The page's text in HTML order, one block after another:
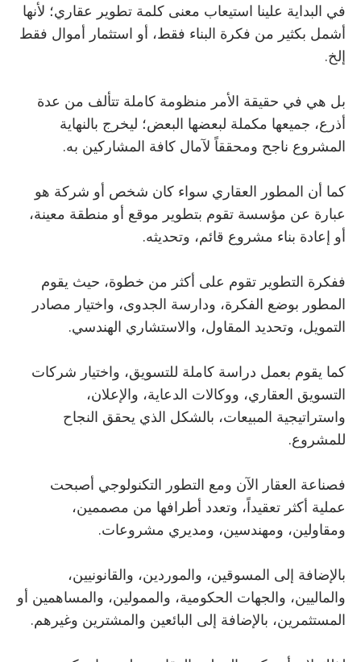
في البداية علينا استيعاب معنى كلمة تطوير عقاري؛ لأنها
أشمل بكثير من فكرة البناء فقط، أو استثمار أموال فقط
إلخ.
بل هي في حقيقة الأمر منظومة كاملة تتألف من عدة
أذرع، جميعها مكملة لبعضها البعض؛ ليخرج بالنهاية
المشروع ناجح ومحققاً لآمال كافة المشاركين به.
كما أن المطور العقاري سواء كان شخص أو شركة هو
عبارة عن مؤسسة تقوم بتطوير موقع أو منطقة معينة،
أو إعادة بناء مشروع قائم، وتحديثه.
ففكرة التطوير تقوم على أكثر من خطوة، حيث يقوم
المطور بوضع الفكرة، ودارسة الجدوى، واختيار مصادر
التمويل، وتحديد المقاول، والاستشاري الهندسي.
كما يقوم بعمل دراسة كاملة للتسويق، واختيار شركات
التسويق العقاري، ووكالات الدعاية، والإعلان،
واستراتيجية المبيعات، بالشكل الذي يحقق النجاح
للمشروع.
فصناعة العقار الآن ومع التطور التكنولوجي أصبحت
عملية أكثر تعقيداً، وتعدد أطرافها من مصممين،
ومقاولين، ومهندسين، ومديري مشروعات.
بالإضافة إلى المسوقين، والموردين، والقانونيين،
والماليين، والجهات الحكومية، والممولين، والمساهمين أو
المستثمرين، بالإضافة إلى البائعين والمشترين وغيرهم.